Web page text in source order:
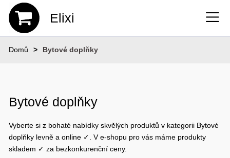
Elixi
Domů Bytové doplňky
Bytové doplňky
Vyberte si z bohaté nabídky skvělých produktů v kategorii Bytové
doplňky levně a online ✓. V e-shopu pro vás máme produkty
skladem ✓ za bezkonkurenční ceny.